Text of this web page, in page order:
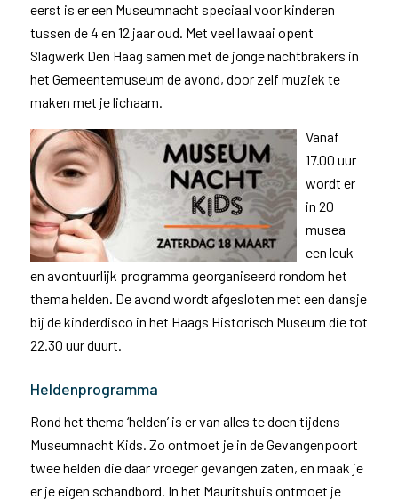
eerst is er een Museumnacht speciaal voor kinderen
tussen de 4 en 12 jaar oud. Met veel lawaai opent
Slagwerk Den Haag samen met de jonge nachtbrakers in
het Gemeentemuseum de avond, door zelf muziek te
maken met je lichaam.
Vanaf
17.00 uur
wordt er
in 20
musea
een leuk
en avontuurlijk programma georganiseerd rondom het
thema helden. De avond wordt afgesloten met een dansje
bij de kinderdisco in het Haags Historisch Museum die tot
22.30 uur duurt.
Heldenprogramma
Rond het thema ‘helden’ is er van alles te doen tijdens
Museumnacht Kids. Zo ontmoet je in de Gevangenpoort
twee helden die daar vroeger gevangen zaten, en maak je
er je eigen schandbord. In het Mauritshuis ontmoet je